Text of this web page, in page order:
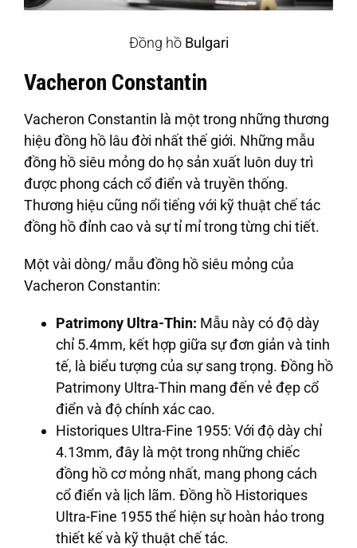
Đồng hồ Bulgari
Vacheron Constantin
Vacheron Constantin là một trong những thương
hiệu đồng hồ lâu đời nhất thế giới. Những mẫu
đồng hồ siêu mỏng do họ sản xuất luôn duy trì
được phong cách cổ điển và truyền thống.
Thương hiệu cũng nổi tiếng với kỹ thuật chế tác
đồng hồ đỉnh cao và sự tỉ mỉ trong từng chi tiết.
Một vài dòng/ mẫu đồng hồ siêu mỏng của
Vacheron Constantin:
Patrimony Ultra-Thin: Mẫu này có độ dày
chỉ 5.4mm, kết hợp giữa sự đơn giản và tinh
tế, là biểu tượng của sự sang trọng. Đồng hồ
Patrimony Ultra-Thin mang đến vẻ đẹp cổ
điển và độ chính xác cao.
Historiques Ultra-Fine 1955: Với độ dày chỉ
4.13mm, đây là một trong những chiếc
đồng hồ cơ mỏng nhất, mang phong cách
cổ điển và lịch lãm. Đồng hồ Historiques
Ultra-Fine 1955 thể hiện sự hoàn hảo trong
thiết kế và kỹ thuật chế tác.